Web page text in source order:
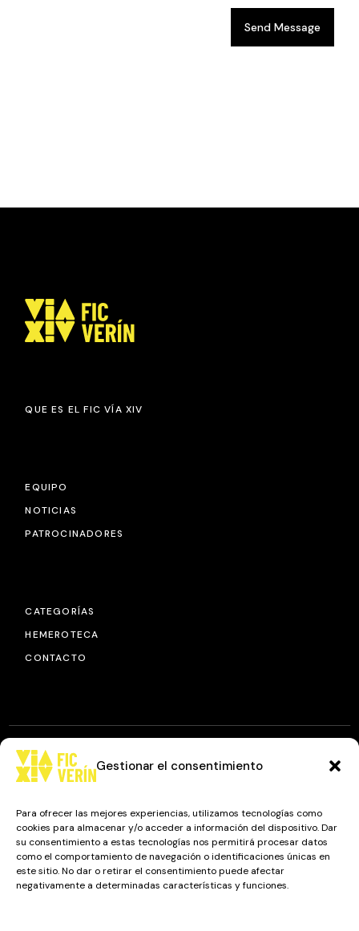
Gestionar el consentimiento
Para ofrecer las mejores experiencias, utilizamos tecnologías como
cookies para almacenar y/o acceder a información del dispositivo. Dar
su consentimiento a estas tecnologías nos permitirá procesar datos
como el comportamiento de navegación o identificaciones únicas en
este sitio. No dar o retirar el consentimiento puede afectar
negativamente a determinadas características y funciones.
Send Message
QUE ES EL FIC VÍA XIV
EQUIPO
NOTICIAS
PATROCINADORES
CATEGORÍAS
HEMEROTECA
CONTACTO
Camino a Balnearios de Sousas
32600, Verín, Ourense